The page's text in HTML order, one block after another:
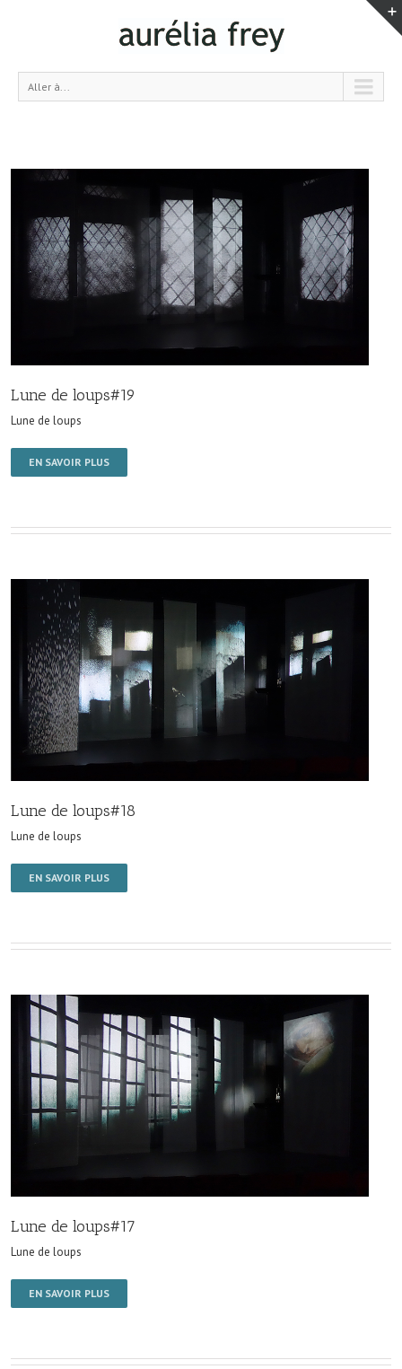
Aller à...
Lune de loups#19
Lune de loups
EN SAVOIR PLUS
Lune de loups#18
Lune de loups
EN SAVOIR PLUS
Lune de loups#17
Lune de loups
EN SAVOIR PLUS